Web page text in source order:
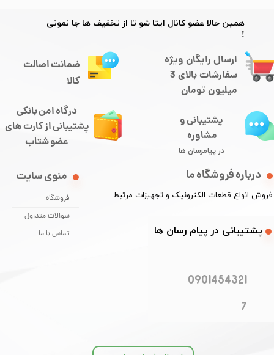
ارسال رایگان ویژه
سفارشات بالای 3
میلیون تومان
درباره فروشگاه ما
​فروش انواع قطعات الکترونیک و تجهیزات مرتبط
منوی سایت
فروشگاه
سوالات متداول
تماس با ما
​​پشتیبانی در پیام رسان ها
0901454321
7
درگاه امن بانکی
​​​​​​پشتیبانی از کارت های
​​​​​​​عضو شتاب
پشتیبانی و
مشاوره
در پیامرسان ها
ضمانت اصالت
کالا
​​همین حالا عضو کانال ایتا شو تا از تخفیف ها جا نمونی
!